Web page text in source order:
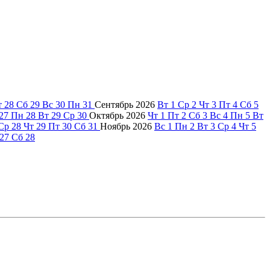
28 Сб 29 Вс 30 Пн 31 Сентябрь 2026 Вт 1 Ср 2 Чт 3 Пт 4 Сб 5
27 Пн 28 Вт 29 Ср 30 Октябрь 2026 Чт 1 Пт 2 Сб 3 Вс 4 Пн 5 Вт
28 Чт 29 Пт 30 Сб 31 Ноябрь 2026 Вс 1 Пн 2 Вт 3 Ср 4 Чт 5
27 Сб 28